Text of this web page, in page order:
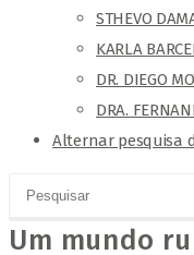
STHEVO
KARLA
DR. DIEGO
DRA.
Alternar pesquisa
Um mundo